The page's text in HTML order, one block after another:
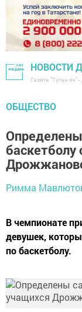
НОВОСТИ
Газета "Туган
ОБЩЕСТВО
баскетболу
Римма
В чемпионате
девушек,
по баскетболу.